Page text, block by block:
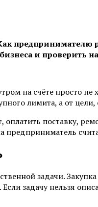
предпринимателю
бизнеса и проверить
на счёте просто
лимита, а от
поставку,
предприниматель
задачи.
задачу нельзя